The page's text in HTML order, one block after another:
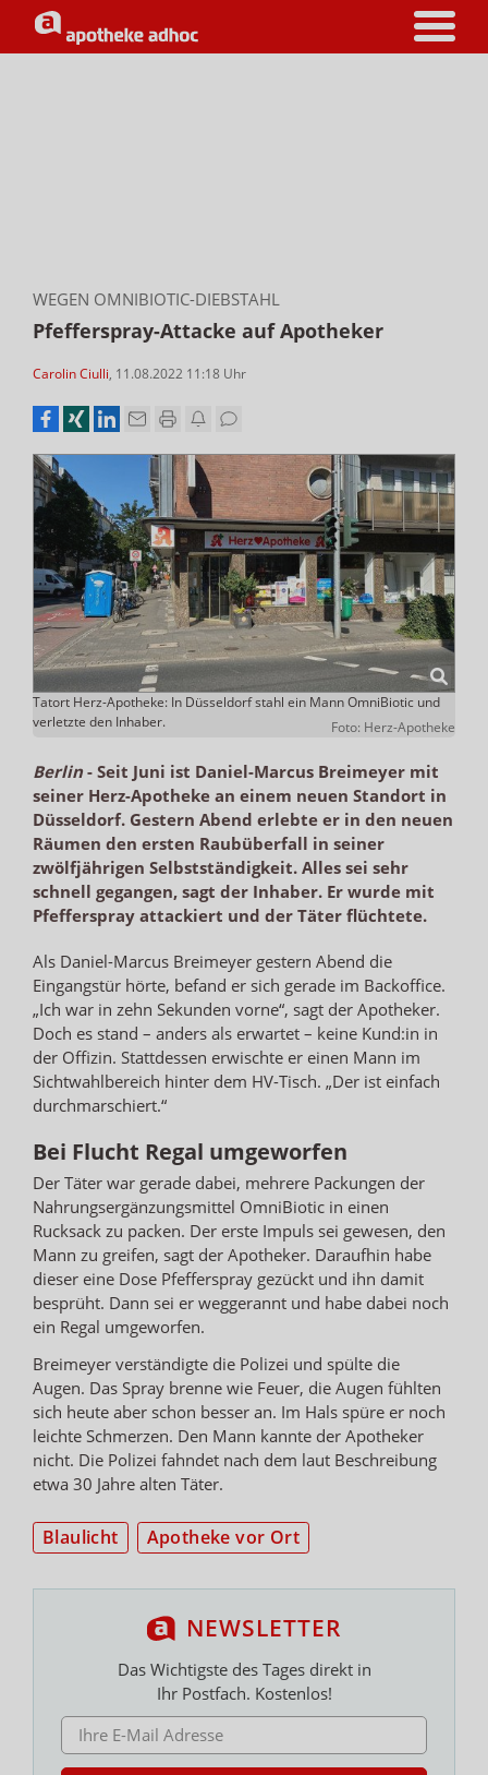
WEGEN OMNIBIOTIC-DIEBSTAHL
Pfefferspray-Attacke auf Apotheker
Carolin Ciulli, 11.08.2022 11:18 Uhr
Tatort Herz-Apotheke: In Düsseldorf stahl ein Mann OmniBiotic und
verletzte den Inhaber.
Foto: Herz-Apotheke
Berlin- Seit Juni ist Daniel-Marcus Breimeyer mit
seiner Herz-Apotheke an einem neuen Standort in
Düsseldorf. Gestern Abend erlebte er in den neuen
Räumen den ersten Raubüberfall in seiner
zwölfjährigen Selbstständigkeit. Alles sei sehr
schnell gegangen, sagt der Inhaber. Er wurde mit
Pfefferspray attackiert und der Täter flüchtete.
Als Daniel-Marcus Breimeyer gestern Abend die
Eingangstür hörte, befand er sich gerade im Backoffice.
„Ich war in zehn Sekunden vorne“, sagt der Apotheker.
Doch es stand – anders als erwartet – keine Kund:in in
der Offizin. Stattdessen erwischte er einen Mann im
Sichtwahlbereich hinter dem HV-Tisch. „Der ist einfach
durchmarschiert.“
Bei Flucht Regal umgeworfen
Der Täter war gerade dabei, mehrere Packungen der
Nahrungsergänzungsmittel OmniBiotic in einen
Rucksack zu packen. Der erste Impuls sei gewesen, den
Mann zu greifen, sagt der Apotheker. Daraufhin habe
dieser eine Dose Pfefferspray gezückt und ihn damit
besprüht. Dann sei er weggerannt und habe dabei noch
ein Regal umgeworfen.
Breimeyer verständigte die Polizei und spülte die
Augen. Das Spray brenne wie Feuer, die Augen fühlten
sich heute aber schon besser an. Im Hals spüre er noch
leichte Schmerzen. Den Mann kannte der Apotheker
nicht. Die Polizei fahndet nach dem laut Beschreibung
etwa 30 Jahre alten Täter.
Blaulicht Apotheke vor Ort
NEWSLETTER
Das Wichtigste des Tages direkt in
Ihr Postfach. Kostenlos!
E-MAIL ADRESSE